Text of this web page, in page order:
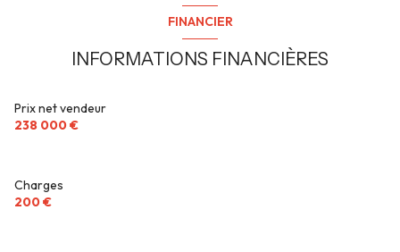
FINANCIER
INFORMATIONS FINANCIÈRES
Prix net vendeur
238 000 €
Charges
200 €